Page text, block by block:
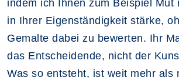
indem ich Ihnen zum Beispiel Mut
in Ihrer Eigenständigkeit stärke,
Gemalte dabei zu bewerten. Ihr
das Entscheidende, nicht der
Was so entsteht, ist weit mehr als